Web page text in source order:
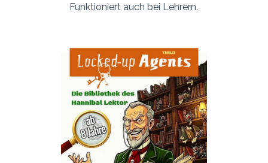
Funktioniert auch bei Lehrern.